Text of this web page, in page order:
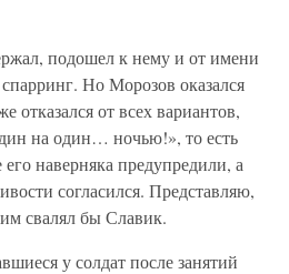
подошел к нему и от имени
Но Морозов оказался
отказался от всех вариантов,
на один… ночью!», то есть
наверняка предупредили, а
согласился. Представляю,
свалял бы Славик.
у солдат после занятий